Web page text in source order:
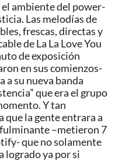
el ambiente del power-
Las melodías de
frescas, directas y
de La La Love You
de exposición
en sus comienzos-
a su nueva banda
que era el grupo
Y tan
la gente entrara a
–metieron 7
que no solamente
logrado ya por si